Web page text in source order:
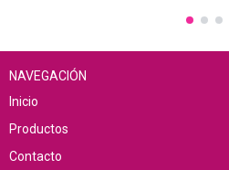
NAVEGACIÓN
Inicio
Productos
Contacto